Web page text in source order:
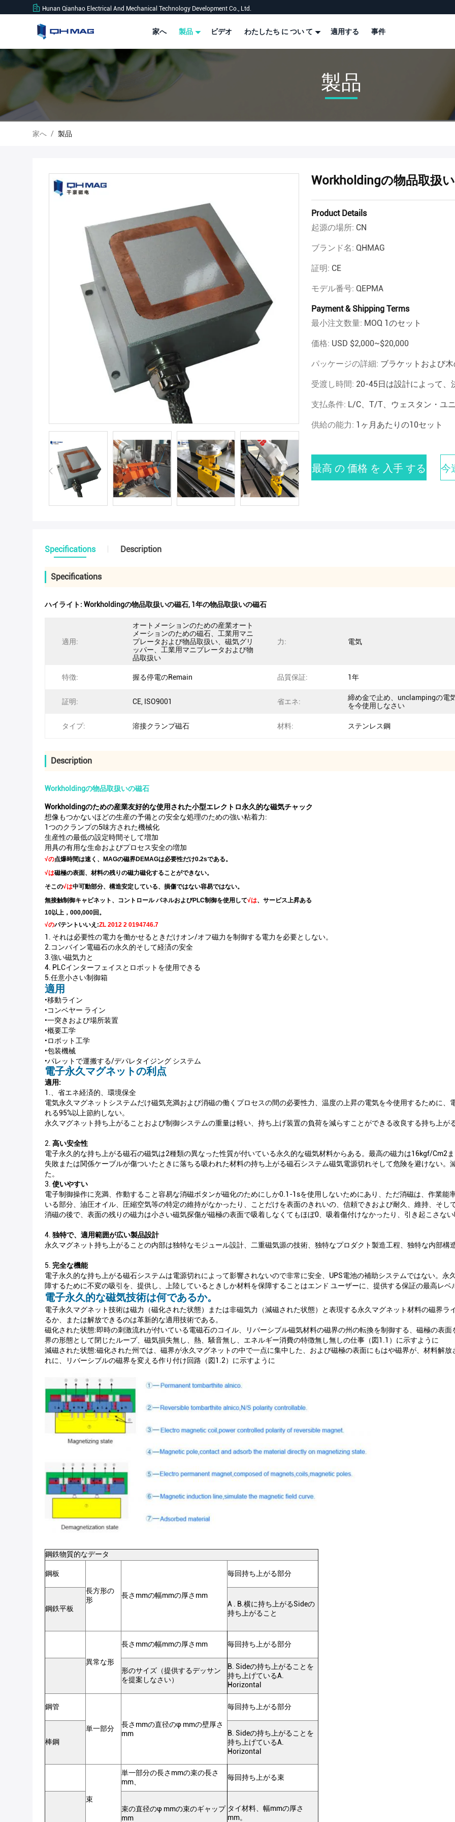
Hunan Qianhao Electrical And Mechanical Technology Development Co., Ltd.
家へ 製品 ビデオ わたしたち に つい て 適用する 事件
製品
家へ / 製品
Workholdingの物品取扱
Product Details
起源の場所: CN
ブランド名: QHMAG
証明: CE
モデル番号: QEPMA
Payment & Shipping Terms
最小注文数量: MOQ 1のセット
価格: USD $2,000~$20,000
パッケージの詳細: ブラケットおよび
受渡し時間: 20-45日は設計によって、
支払条件: L/C、T/T、ウェスタン・ユ
供給の能力: 1ヶ月あたりの10セット
最高 の 価格 を 入手 する 今
Specifications Description
Specifications
ハイライト: Workholdingの物品取扱いの磁石, 1年の物品取扱いの磁石
適用:
オートメーションのための産業オート
メーションのための磁石、工業用マニ
プレータおよび物品取扱い、磁気グリ
ッパー、工業用マニプレータおよび物
品取扱い
力: 電気
特徴: 握る停電のRemain 品質保証: 1年
証明: CE, ISO9001 省エネ:
締め金で止め、unclampingの電
を今使用しなさい
タイプ: 溶接クランプ磁石 材料: ステンレス鋼
Description
Workholdingの物品取扱いの磁石
Workholdingのための産業友好的な使用された小型エレクトロ永久的な磁気チャック
想像もつかないほどの生産の予備との安全な処理のための強い粘着力:
1つのクランプの5味方された機械化
生産性の最低の設定時間そして増加
用具の有用な生命およびプロセス安全の増加
√の点爆時間は速く、MAGの磁界DEMAGは必要性だけ0.2sである。
√は磁極の表面、材料の残りの磁力磁化することができない。
そこの√は中可動部分、構造安定している、損傷ではない容易ではない。
無接触制御キャビネット、コントロール パネルおよびPLC制御を使用して√は、サービス上昇ある
10以上，000,000回。
√のパテントいいえ:ZL 2012 2 0194746.7
1. それは必要性の電力を働かせるときだけオン/オフ磁力を制御する電力を必要としない。
2.コンバイン電磁石の永久的そして経済の安全
3.強い磁気力と
4. PLCインターフェイスとロボットを使用できる
5.任意小さい制御箱
適用
•移動ライン
•コンベヤー ライン
•一突きおよび場所装置
•概要工学
•ロボット工学
•包装機械
•パレットで運搬する/デパレタイジング システム
電子永久マグネットの利点
適用:
1.、省エネ経済的、環境保全
電気永久マグネットシステムだけ磁気充満および消磁の働くプロセスの間の必要性力、温度の上昇の電気を今使用するために
れる95%以上節約しない。
永久マグネット持ち上がることおよび制御システムの重量は軽い、持ち上げ装置の負荷を減らすことができる改良する持ち上が
2. 高い安全性
電子永久的な持ち上がる磁石の磁気は2種類の異なった性質が付いている永久的な磁気材料からある。最高の磁力は16kgf/cm2
失敗または関係ケーブルが傷ついたときに落ちる吸われた材料の持ち上がる磁石システム磁気電源切れそして危険を避けない
た。
3. 使いやすい
電子制御操作に充満、作動すること容易な消磁ボタンが磁化のためにしか0.1-1sを使用しないためにあり、ただ消磁は、作業能
いる部分、油圧オイル、圧縮空気等の特定の維持がなかったり、ことだけを表面のきれいの、信頼できおよび耐久、維持、そし
消磁の後で、表面の残りの磁力は小さい磁気探傷が磁極の表面で吸着しなくてもほぼ0、吸着傷付けなかったり、引き起こさな
4. 独特で、適用範囲が広い製品設計
永久マグネット持ち上がることの内部は独特なモジュール設計、二重磁気源の技術、独特なプロダクト製造工程、独特な内部構
5. 完全な機能
電子永久的な持ち上がる磁石システムは電源切れによって影響されないので非常に安全、UPS電池の補助システムではない。
障するために不変の吸引を、提供し、上陸しているときしか材料を保障することはエンド ユーザーに、提供する保証の最高レ
電子永久的な磁気技術は何であるか。
電子永久マグネット技術は磁力（磁化された状態）または非磁気力（減磁された状態）と表現する永久マグネット材料の磁界
るか、または解放できるのは革新的な適用技術である。
磁化された状態:即時の刺激流れが付いている電磁石のコイル、リバーシブル磁気材料の磁界の州の転換を制御する、磁極の表
界の形態として閉じたループ、磁気損失無し、熱、騒音無し、エネルギー消費の特徴無し無しの仕事（図1.1）に示すように
減磁された状態:磁化された州では、磁界が永久マグネットの中で一点に集中した、および磁極の表面にもはや磁界が、材料解
れに、リバーシブルの磁界を変える作り付け回路（図1.2）に示すように
鋼鉄物質的なデータ
鋼板
長方形の
形
長さmmの幅mmの厚さmm
毎回持ち上がる部分
鋼鉄平板
A . B.横に持ち上がるSideの
持ち上がること
異常な形
長さ mmの幅mmの厚さ mm 毎回持ち上がる部分
形のサイズ（提供するデッサン
を提案しなさい）
B. Sideの持ち上がることを
持ち上げているA.
Horizontal
鋼管
単一部分 長さ mmの直径のφ mmの壁厚さ
mm
毎回持ち上がる部分
棒鋼
B. Sideの持ち上がることを
持ち上げているA.
Horizontal
束
単一部分の長さ mmの束の長さ
mm、
毎回持ち上がる束
束の直径のφ mmの束のギャップ
mm
タイ材料 、幅mmの厚さ
mm。